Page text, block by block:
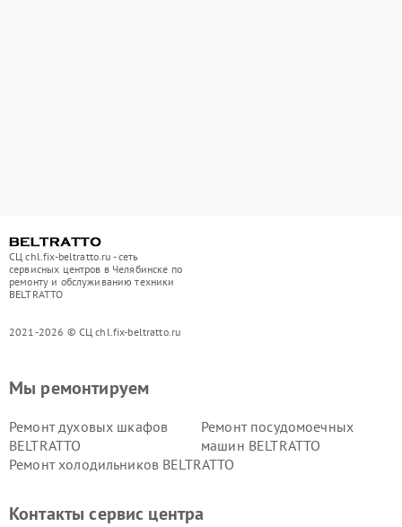
СЦ chl.fix-beltratto.ru - сеть
сервисных центров в Челябинске по
ремонту и обслуживанию техники
BELTRATTO
2021-2026 © СЦ chl.fix-beltratto.ru
Мы ремонтируем
Ремонт духовых шкафов
BELTRATTO
Ремонт посудомоечных
машин BELTRATTO
Ремонт холодильников BELTRATTO
Контакты сервис центра